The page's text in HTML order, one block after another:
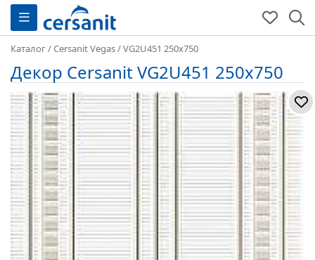
Каталог/Cersanit Vegas/VG2U451 250x750
Декор Cersanit VG2U451 250x750